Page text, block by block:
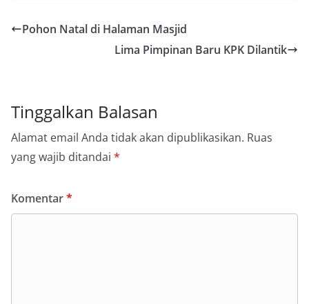
Pohon Natal di Halaman Masjid
Lima Pimpinan Baru KPK Dilantik
Tinggalkan Balasan
Alamat email Anda tidak akan dipublikasikan. Ruas
yang wajib ditandai *
Komentar*